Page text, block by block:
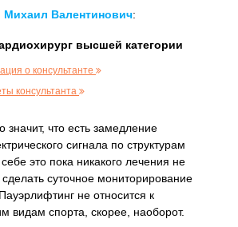
Михаил Валентинович:
высшей категории
о консультанте
консультанта
значит, что есть замедление
сигнала по структурам
это пока никакого лечения не
сделать суточное мониторирование
не относится к
видам спорта, скорее, наоборот.